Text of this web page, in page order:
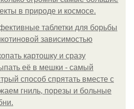
в природе и космосе.
таблетки для борьбы
зависимостью
картошку и сразу
её в мешки - самый
способ спрятать вместе с
гниль, порезы и больные